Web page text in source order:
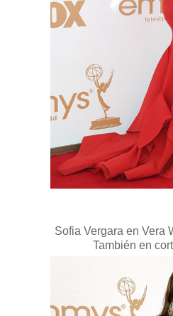
Sofia Vergara en Vera
También en